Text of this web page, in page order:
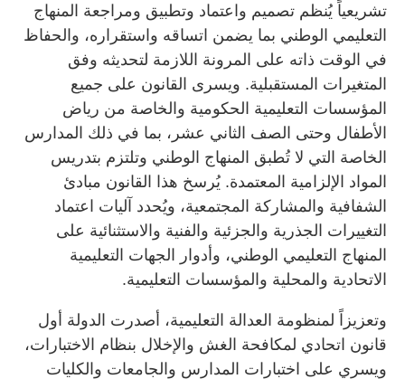
تشريعياً يُنظم تصميم واعتماد وتطبيق ومراجعة المنهاج
التعليمي الوطني بما يضمن اتساقه واستقراره، والحفاظ
في الوقت ذاته على المرونة اللازمة لتحديثه وفق
المتغيرات المستقبلية. ويسرى القانون على جميع
المؤسسات التعليمية الحكومية والخاصة من رياض
الأطفال وحتى الصف الثاني عشر، بما في ذلك المدارس
الخاصة التي لا تُطبق المنهاج الوطني وتلتزم بتدريس
المواد الإلزامية المعتمدة. يُرسخ هذا القانون مبادئ
الشفافية والمشاركة المجتمعية، ويُحدد آليات اعتماد
التغييرات الجذرية والجزئية والفنية والاستثنائية على
المنهاج التعليمي الوطني، وأدوار الجهات التعليمية
الاتحادية والمحلية والمؤسسات التعليمية.
وتعزيزاً لمنظومة العدالة التعليمية، أصدرت الدولة أول
قانون اتحادي لمكافحة الغش والإخلال بنظام الاختبارات،
ويسري على اختبارات المدارس والجامعات والكليات